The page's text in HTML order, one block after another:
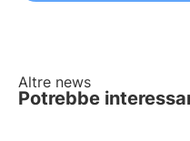
Altre news
Potrebbe